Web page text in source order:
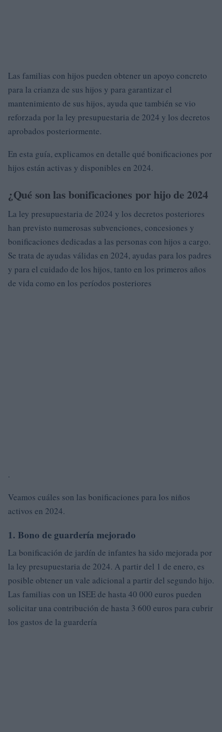
Las familias con hijos pueden obtener un apoyo concreto
para la crianza de sus hijos y para garantizar el
mantenimiento de sus hijos, ayuda que también se vio
reforzada por la ley presupuestaria de 2024 y los decretos
aprobados posteriormente.
En esta guía, explicamos en detalle qué bonificaciones por
hijos están activas y disponibles en 2024.
¿Qué son las bonificaciones por hijo de 2024
La ley presupuestaria de 2024 y los decretos posteriores
han previsto numerosas subvenciones, concesiones y
bonificaciones dedicadas a las personas con hijos a cargo.
Se trata de ayudas válidas en 2024, ayudas para los padres
y para el cuidado de los hijos, tanto en los primeros años
de vida como en los períodos posteriores
.
Veamos cuáles son las bonificaciones para los niños
activos en 2024.
1. Bono de guardería mejorado
La bonificación de jardín de infantes ha sido mejorada por
la ley presupuestaria de 2024. A partir del 1 de enero, es
posible obtener un vale adicional a partir del segundo hijo.
Las familias con un ISEE de hasta 40 000 euros pueden
solicitar una contribución de hasta 3 600 euros para cubrir
los gastos de la guardería